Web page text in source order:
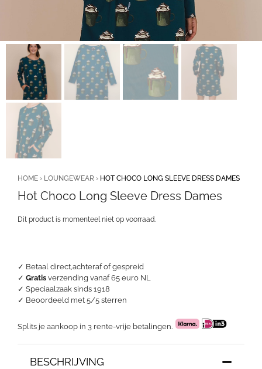
✓ Betaal direct,achteraf of gespreid
✓ Gratis verzending vanaf 65 euro NL
✓ Speciaalzaak sinds 1918
✓ Beoordeeld met 5/5 sterren
Splits je aankoop in 3 rente-vrije betalingen.
HOME › LOUNGEWEAR › HOT CHOCO LONG SLEEVE DRESS DAMES
Hot Choco Long Sleeve Dress Dames
BESCHRIJVING
Dit product is momenteel niet op voorraad.